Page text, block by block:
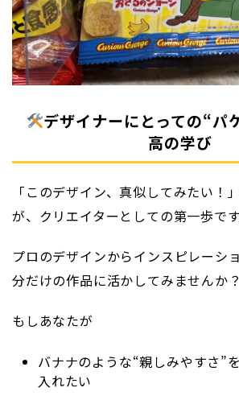
デザイナーにとっての“パ
高の学び
「このデザイン、真似してみたい！
が、クリエイターとしての第一歩です
プロのデザインからインスピレーシ
分だけの作品に活かしてみませんか？
もしあなたが
バナナのような“親しみやすさ”
入れたい